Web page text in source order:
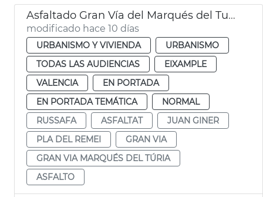
Asfaltado Gran Vía del Marqués del Turia València
modificado hace 10 días
URBANISMO Y VIVIENDA
URBANISMO
TODAS LAS AUDIENCIAS
EIXAMPLE
VALENCIA
EN PORTADA
EN PORTADA TEMÁTICA
NORMAL
RUSSAFA
ASFALTAT
JUAN GINER
PLA DEL REMEI
GRAN VIA
GRAN VIA MARQUÉS DEL TÚRIA
ASFALTO